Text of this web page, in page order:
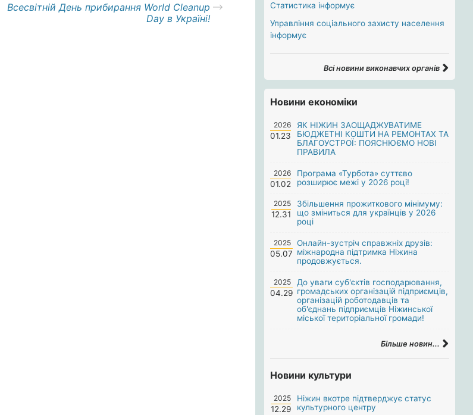
Всесвітній День прибирання World Cleanup
Day в Україні!
Статистика інформує
Управління соціального захисту населення
інформує
Всі новини виконавчих органів
Новини економіки
2026
01.23
ЯК НІЖИН ЗАОЩАДЖУВАТИМЕ
БЮДЖЕТНІ КОШТИ НА РЕМОНТАХ ТА
БЛАГОУСТРОЇ: ПОЯСНЮЄМО НОВІ
ПРАВИЛА
2026
01.02
Програма «Турбота» суттєво
розширює межі у 2026 році!
2025
12.31
Збільшення прожиткового мінімуму:
що зміниться для українців у 2026
році
2025
05.07
Онлайн-зустріч справжніх друзів:
міжнародна підтримка Ніжина
продовжується.
2025
04.29
До уваги суб'єктів господарювання,
громадських організацій підприємців,
організацій роботодавців та
об'єднань підприємців Ніжинської
міської територіальної громади!
Більше новин...
Новини культури
2025
12.29
Ніжин вкотре підтверджує статус
культурного центру